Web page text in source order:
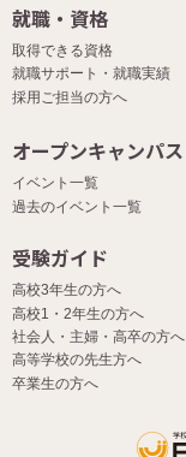
就職・資格
取得できる資格
就職サポート・就職実績
採用ご担当の方へ
オープンキャンパス
イベント一覧
過去のイベント一覧
受験ガイド
高校3年生の方へ
高校1・2年生の方へ
社会人・主婦・高卒の方へ
高等学校の先生方へ
卒業生の方へ